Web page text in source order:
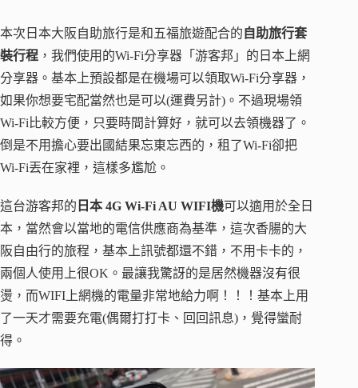
本次日本大阪自助旅行是和五福旅遊配合的 自助旅行套
裝行程 ，我們使用的Wi-Fi分享器「游客邦」的日本上網
分享器。基本上預設都是在機場可以領取Wi-Fi分享器，
如果你想要宅配當然也是可以(運費另計)。不過現場領
Wi-Fi比較方便，只要時間計算好，就可以去領機器了。
倒是不用擔心要出國結果忘東忘西的，租了Wi-Fi卻把
Wi-Fi丟在家裡，這樣多尷尬。
這台游客邦的 日本 4G Wi-Fi AU WIFI機可以適用於全日
本，當然會以當地的電信供應商為基準，這次香腸的大
阪自由行的旅程，基本上訊號都還不錯，不用卡卡的，
兩個人使用上很OK。最讓我驚訝的是居然機器沒有很
燙，而WIFI上網機的電量非常地給力啊！！！基本上用
了一天才需要充電(偶爾打打卡、回回訊息)，覺得蠻耐
得。